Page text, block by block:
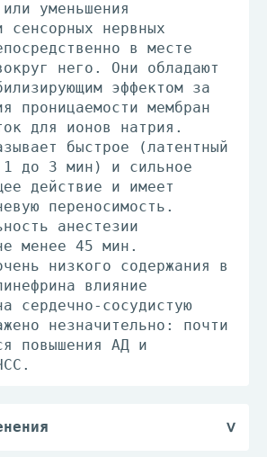
уменьшения
сенсорных нервных
в месте
него. Они обладают
эффектом за
проницаемости мембран
для ионов натрия.
быстрое (латентный
до 3 мин) и сильное
действие и имеет
переносимость.
анестезии
менее 45 мин.
низкого содержания в
влияние
сердечно-сосудистую
незначительно: почти
повышения АД и